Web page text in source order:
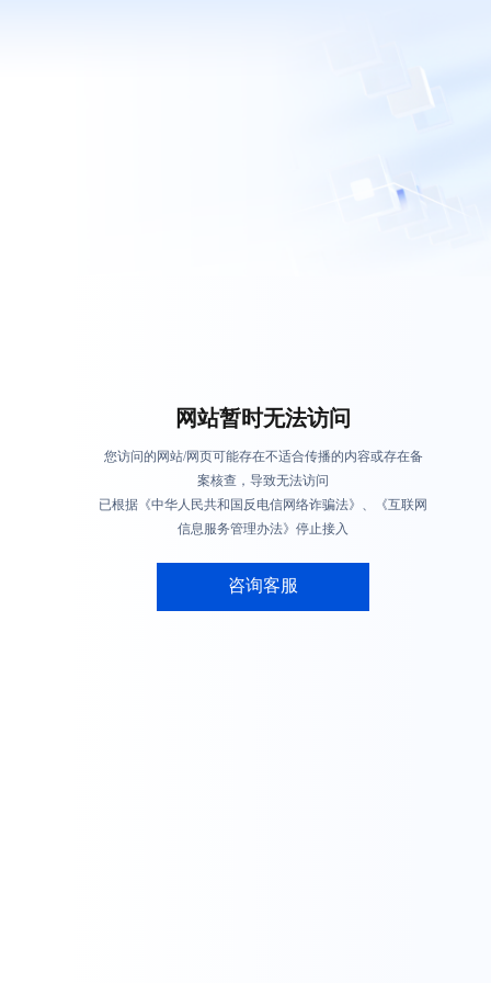
网站暂时无法访问
您访问的网站/网页可能存在不适合传播的内容或存在备
案核查，导致无法访问
已根据《中华人民共和国反电信网络诈骗法》、《互联网
信息服务管理办法》停止接入
咨询客服